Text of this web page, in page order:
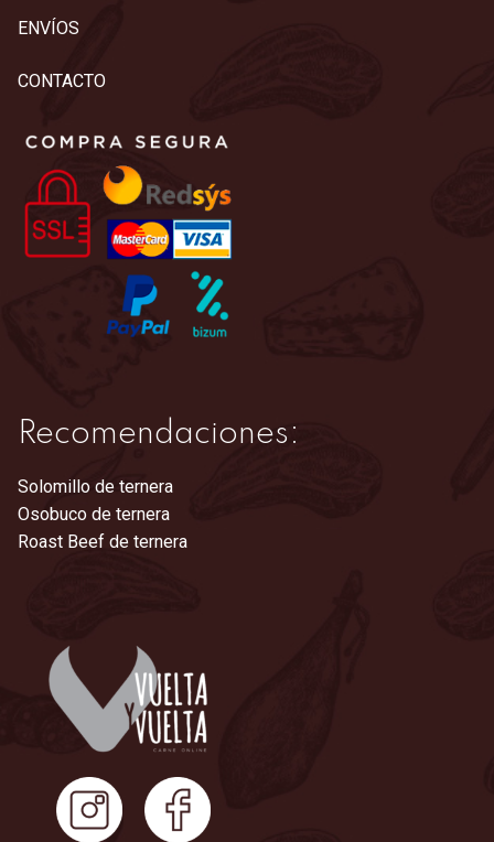
ENVÍOS
CONTACTO
Recomendaciones:
Solomillo de ternera
Osobuco de ternera
Roast Beef de ternera